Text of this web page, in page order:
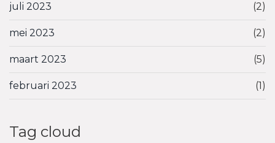
juli 2023 (2)
mei 2023 (2)
maart 2023 (5)
februari 2023 (1)
Tag cloud